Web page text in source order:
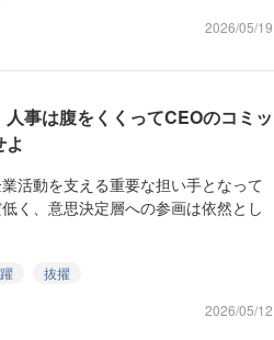
2026/05/19
事は腹をくくってCEOのコミッ
よ
活動を支える重要な担い手となって
く、意思決定層への参画は依然とし
抜擢
2026/05/12